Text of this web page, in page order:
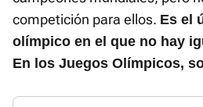
competición para ellos. Es el
olímpico en el que no hay
En los Juegos Olímpicos,